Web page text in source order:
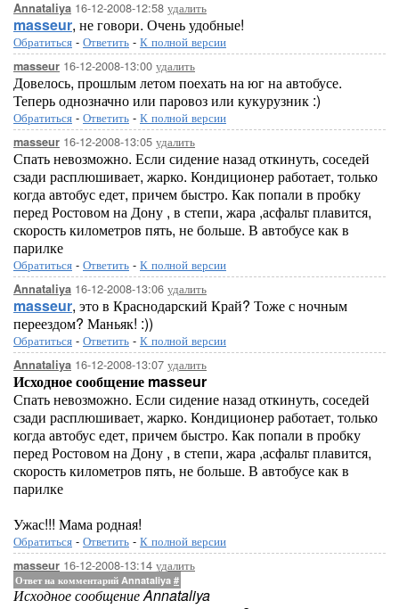
Annataliya 16-12-2008-12:58 удалить
masseur, не говори. Очень удобные!
Обратиться - Ответить - К полной версии
masseur 16-12-2008-13:00 удалить
Довелось, прошлым летом поехать на юг на автобусе.
Теперь однозначно или паровоз или кукурузник :)
Обратиться - Ответить - К полной версии
masseur 16-12-2008-13:05 удалить
Спать невозможно. Если сидение назад откинуть, соседей
сзади расплюшивает, жарко. Кондиционер работает, только
когда автобус едет, причем быстро. Как попали в пробку
перед Ростовом на Дону , в степи, жара ,асфальт плавится,
скорость километров пять, не больше. В автобусе как в
парилке
Обратиться - Ответить - К полной версии
Annataliya 16-12-2008-13:06 удалить
masseur, это в Краснодарский Край? Тоже с ночным
переездом? Маньяк! :))
Обратиться - Ответить - К полной версии
Annataliya 16-12-2008-13:07 удалить
Исходное сообщение masseur
Спать невозможно. Если сидение назад откинуть, соседей
сзади расплюшивает, жарко. Кондиционер работает, только
когда автобус едет, причем быстро. Как попали в пробку
перед Ростовом на Дону , в степи, жара ,асфальт плавится,
скорость километров пять, не больше. В автобусе как в
парилке
Ужас!!! Мама родная!
Обратиться - Ответить - К полной версии
masseur 16-12-2008-13:14 удалить
Ответ на комментарий Annataliya #
Исходное сообщение Annataliya